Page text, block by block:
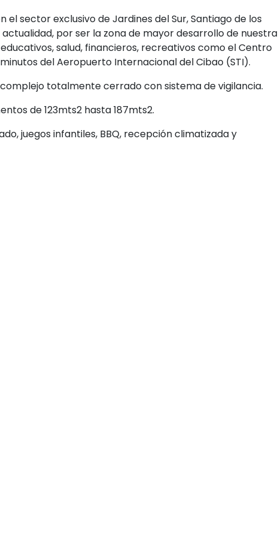
sector exclusivo de Jardines del Sur, Santiago de los
por ser la zona de mayor desarrollo de nuestra
salud, financieros, recreativos como el Centro
del Aeropuerto Internacional del Cibao (STI).
totalmente cerrado con sistema de vigilancia.
de 123mts2 hasta 187mts2.
juegos infantiles, BBQ, recepción climatizada y